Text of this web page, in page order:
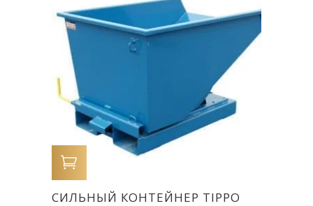
CИЛЬНЫЙ КОНТЕЙНЕР TIPPO